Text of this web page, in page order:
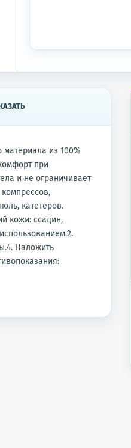
из 100%
при
и не ограничивает
катетеров.
кожи: ссадин,
Наложить